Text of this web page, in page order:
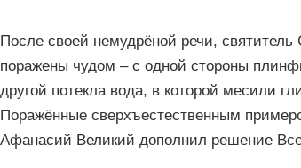
После своей немудрёной речи,
поражены чудом – с одной стороны
другой потекла вода, в которой месили
Поражённые сверхъестественным
Афанасий Великий дополнил решение